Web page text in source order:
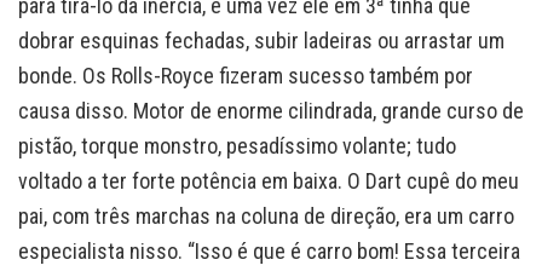
para tirá-lo da inércia, e uma vez ele em 3ª tinha que
dobrar esquinas fechadas, subir ladeiras ou arrastar um
bonde. Os Rolls-Royce fizeram sucesso também por
causa disso. Motor de enorme cilindrada, grande curso de
pistão, torque monstro, pesadíssimo volante; tudo
voltado a ter forte potência em baixa. O Dart cupê do meu
pai, com três marchas na coluna de direção, era um carro
especialista nisso. “Isso é que é carro bom! Essa terceira